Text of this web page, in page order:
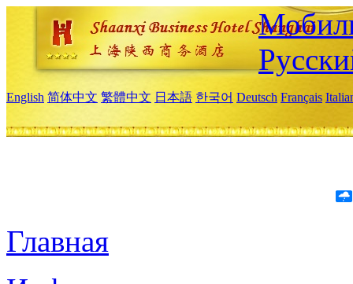
English 简体中文 繁體中文 日本語 한국어 Deutsch Français
Главная